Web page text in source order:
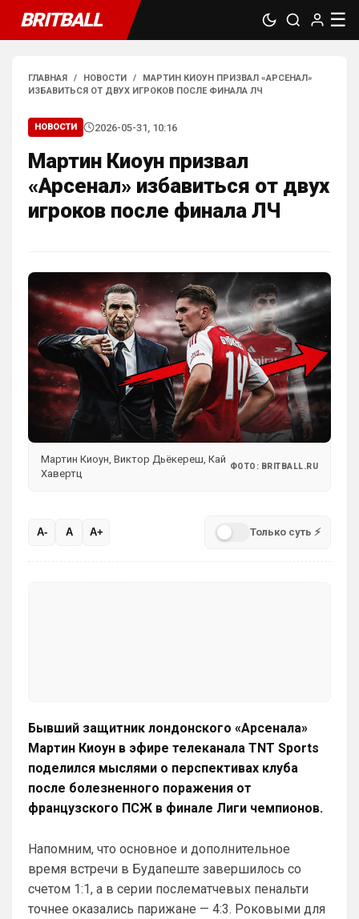
BRITBALL ☰
ГЛАВНАЯ / НОВОСТИ /
МАРТИН КИОУН ПРИЗВАЛ «АРСЕНАЛ»
ИЗБАВИТЬСЯ ОТ ДВУХ ИГРОКОВ ПОСЛЕ ФИНАЛА ЛЧ
НОВОСТИ 2026-05-31, 10:16
Мартин Киоун призвал
«Арсенал» избавиться от двух
игроков после финала ЛЧ
Мартин Киоун, Виктор Дьёкереш, Кай
Хавертц
ФОТО: BRITBALL.RU
A- A A+ Только суть ⚡
Бывший защитник лондонского «Арсенала»
Мартин Киоун в эфире телеканала TNT Sports
поделился мыслями о перспективах клуба
после болезненного поражения от
французского ПСЖ в финале Лиги чемпионов.
Напомним, что основное и дополнительное
время встречи в Будапеште завершилось со
счетом 1:1, а в серии послематчевых пенальти
точнее оказались парижане — 4:3. Роковыми для
Мудрик и Гиттенс норм)
«Норм» от слова «нихрена подобного» ))
AndRey
Ответ для Аристократ
А меня смущают слова Мудрик, Бадиашиле,
Это слова проклятия